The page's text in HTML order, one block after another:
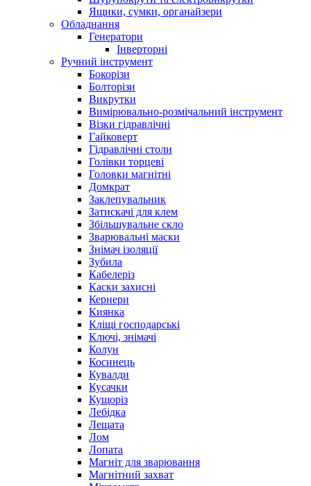
Ящики, сумки, органайзери
Обладнання
Генератори
Інверторні
Ручний інструмент
Бокорізи
Болторізи
Викрутки
Вимірювально-розмічальний інструмент
Візки гідравлічні
Гайковерт
Гідравлічні столи
Голівки торцеві
Головки магнітні
Домкрат
Заклепувальник
Затискачі для клем
Збільшувальне скло
Зварювальні маски
Знімач ізоляції
Зубила
Кабелеріз
Каски захисні
Кернери
Киянка
Кліщі господарські
Ключі, знімачі
Колун
Косинець
Кувалди
Кусачки
Кущоріз
Лебідка
Лещата
Лом
Лопата
Магніт для зварювання
Магнітний захват